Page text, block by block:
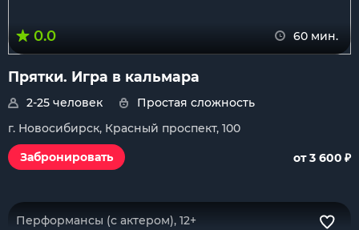
0.0 60 мин.
Прятки. Игра в кальмара
2-25 человек
Простая сложность
г. Новосибирск, Красный проспект, 100
Забронировать
от 3 600 ₽
Перформансы (с актером), 12+